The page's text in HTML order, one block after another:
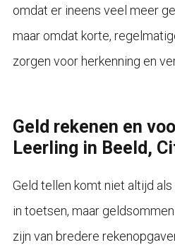
omdat er ineens veel meer
maar omdat korte,
zorgen voor herkenning en
Geld rekenen en
Leerling in Beeld,
Geld tellen komt niet altijd
in toetsen, maar
zijn van bredere